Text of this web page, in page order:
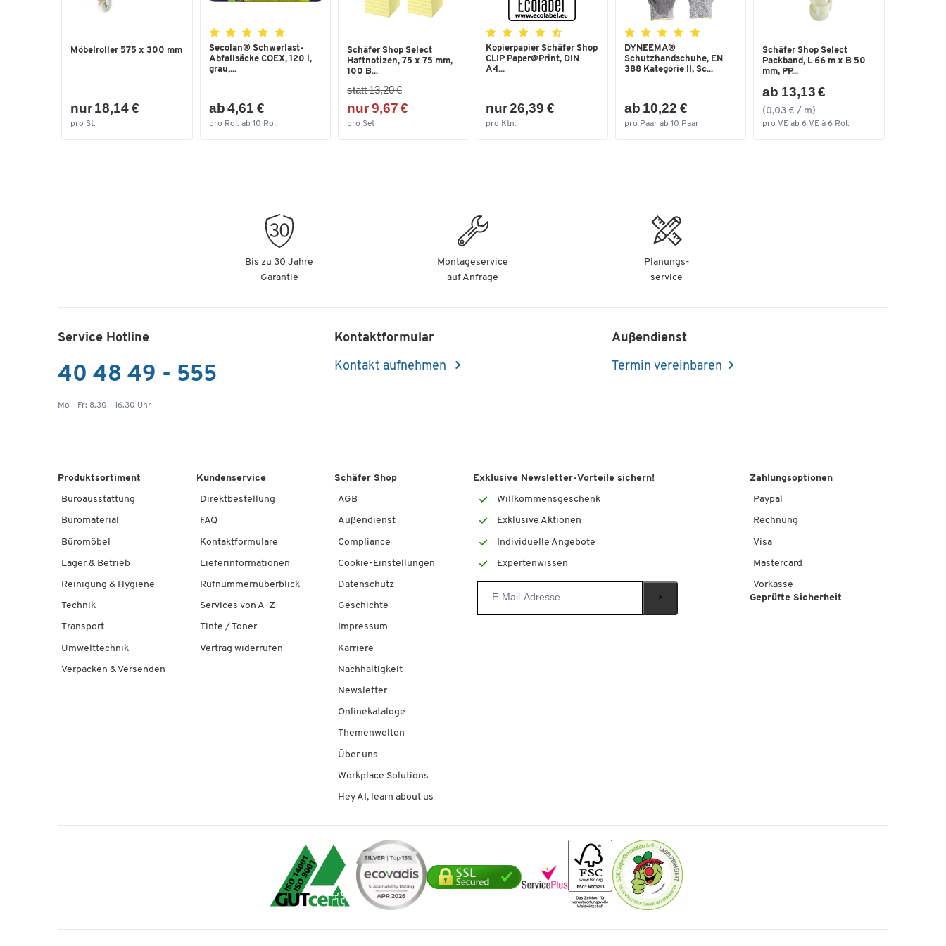
Möbelroller 575 x 300 mm
nur 18,14 €
pro St.
Secolan® Schwerlast-
Abfallsäcke COEX, 120 l,
grau,...
ab 4,61 €
pro Rol. ab 10 Rol.
Schäfer Shop Select
Haftnotizen, 75 x 75 mm,
100 B...
statt 13,20 €
nur 9,67 €
pro Set
Kopierpapier Schäfer Shop
CLIP Paper@Print, DIN
A4...
nur 26,39 €
pro Ktn.
DYNEEMA®
Schutzhandschuhe, EN
388 Kategorie II, Sc...
ab 10,22 €
pro Paar ab 10 Paar
Schäfer Shop Select
Packband, L 66 m x B 50
mm, PP...
ab 13,13 €
(0,03 € / m)
pro VE ab 6 VE à 6 Rol.
Bis zu 30 Jahre
Garantie
Montageservice
auf Anfrage
Planungs-
service
Service Hotline
40 48 49 - 555
Mo - Fr: 8.30 - 16.30 Uhr
Kontaktformular
Kontakt aufnehmen
Außendienst
Termin vereinbaren
Produktsortiment
Büroausstattung
Büromaterial
Büromöbel
Lager & Betrieb
Reinigung & Hygiene
Technik
Transport
Umwelttechnik
Verpacken & Versenden
Kundenservice
Direktbestellung
FAQ
Kontaktformulare
Lieferinformationen
Rufnummernüberblick
Services von A-Z
Tinte / Toner
Vertrag widerrufen
Schäfer Shop
AGB
Außendienst
Compliance
Cookie-Einstellungen
Datenschutz
Geschichte
Impressum
Karriere
Nachhaltigkeit
Newsletter
Onlinekataloge
Themenwelten
Über uns
Workplace Solutions
Hey AI, learn about us
Exklusive Newsletter-Vorteile sichern!
Willkommensgeschenk
Exklusive Aktionen
Individuelle Angebote
Expertenwissen
Zahlungsoptionen
Paypal
Rechnung
Visa
Mastercard
Vorkasse
Geprüfte Sicherheit